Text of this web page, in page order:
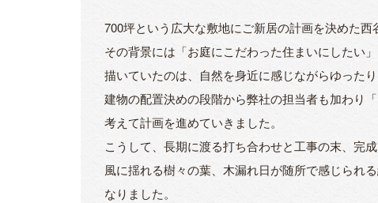
700坪という広大な敷地にご新居の計画を決めた西
その背景には「お庭にこだわった住まいにしたい
描いていたのは、自然を身近に感じながらゆった
建物の配置決めの段階から弊社の担当者も加わり
考えて計画を進めていきました。
こうして、長期に渡る打ち合わせと工事の末、完
風に揺れる樹々の葉、木漏れ日が随所で感じられ
なりました。